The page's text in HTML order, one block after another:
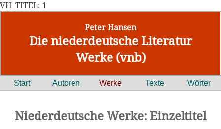
VH_TITEL: 1
Peter Hansen
Die niederdeutsche Literatur
Werke (vnb)
Start Autoren Werke Texte Wörter
Niederdeutsche Werke: Einzeltitel